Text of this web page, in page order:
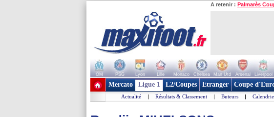
A retenir : Palmarès
OM PSG Lyon Lille Monaco Chelsea Man Utd Arsenal Liverpool
+ de clubs
Mercato Ligue 1 L2/Coupes Etranger Coupe
Actualité | Résultats & Classement | Buteurs |